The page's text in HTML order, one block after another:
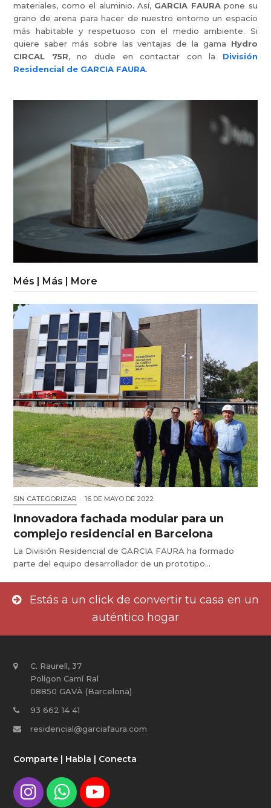
materiales, como el aluminio. Así, GARCIA FAURApone su
grano de arena para hacer de nuestro entorno un espacio
más habitable y respetuoso con el medio ambiente. Si
quiere saber más sobre las ventajas de la gama Hydro
CIRCAL 75R, no dude en contactar con la División
Residencial de GARCIA FAURA.
Més | Más | More
SIN CATEGORIZAR · 16 DE MAYO DE 2022
Innovadora fachada modular para un
complejo residencial en Barcelona
La División Residencial de GARCIA FAURA ha formado
parte del equipo desarrollador de un prototipo…
Estás a un click de convertir tu casa en un
auténtico hogar
C. Raurell, 37
Polígon Camí Ral
08850 GAVÀ (Barcelona)
93 662 14 41
residencial@garciafaura.com
Comparte | Habla | Conecta
I W Y